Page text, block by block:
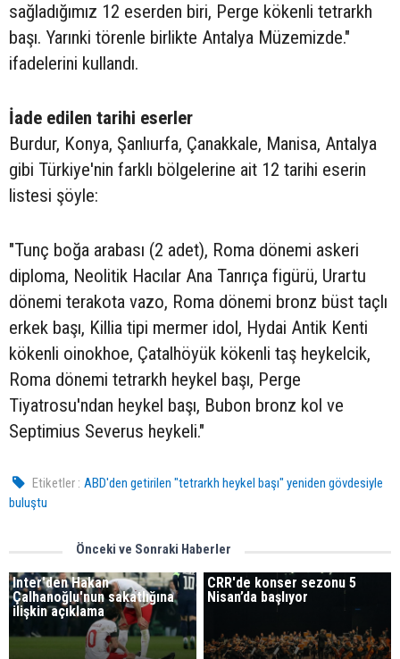
sağladığımız 12 eserden biri, Perge kökenli tetrarkh
başı. Yarınki törenle birlikte Antalya Müzemizde."
ifadelerini kullandı.
İade edilen tarihi eserler
Burdur, Konya, Şanlıurfa, Çanakkale, Manisa, Antalya
gibi Türkiye'nin farklı bölgelerine ait 12 tarihi eserin
listesi şöyle:
"Tunç boğa arabası (2 adet), Roma dönemi askeri
diploma, Neolitik Hacılar Ana Tanrıça figürü, Urartu
dönemi terakota vazo, Roma dönemi bronz büst taçlı
erkek başı, Killia tipi mermer idol, Hydai Antik Kenti
kökenli oinokhoe, Çatalhöyük kökenli taş heykelcik,
Roma dönemi tetrarkh heykel başı, Perge
Tiyatrosu'ndan heykel başı, Bubon bronz kol ve
Septimius Severus heykeli."
Etiketler : ABD'den getirilen "tetrarkh heykel başı" yeniden gövdesiyle
buluştu
Önceki ve Sonraki Haberler
Inter'den Hakan
Çalhanoğlu'nun sakatlığına
ilişkin açıklama
CRR'de konser sezonu 5
Nisan’da başlıyor